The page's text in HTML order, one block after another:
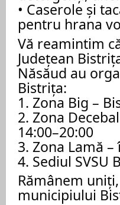
• Caserole și
pentru hrana
Vă reamintim
Județean
Năsăud au
Bistrița:
1. Zona Big –
2. Zona
14:00–20:00
3. Zona Lamă
4. Sediul SVSU
Rămânem
municipiului